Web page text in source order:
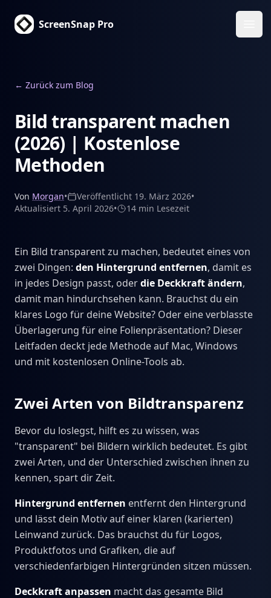
ScreenSnap Pro
← Zurück zum Blog
Bild transparent machen
(2026) | Kostenlose
Methoden
Von Morgan• Veröffentlicht 19. März 2026•
Aktualisiert 5. April 2026• 14 min Lesezeit
Ein Bild transparent zu machen, bedeutet eines von
zwei Dingen: den Hintergrund entfernen, damit es
in jedes Design passt, oderdie Deckkraft ändern,
damit man hindurchsehen kann. Brauchst du ein
klares Logo für deine Website? Oder eine verblasste
Überlagerung für eine Folienpräsentation? Dieser
Leitfaden deckt jede Methode auf Mac, Windows
und mit kostenlosen Online-Tools ab.
Zwei Arten von Bildtransparenz
Bevor du loslegst, hilft es zu wissen, was
"transparent" bei Bildern wirklich bedeutet. Es gibt
zwei Arten, und der Unterschied zwischen ihnen zu
kennen, spart dir Zeit.
Hintergrund entfernen entfernt den Hintergrund
und lässt dein Motiv auf einer klaren (karierten)
Leinwand zurück. Das brauchst du für Logos,
Produktfotos und Grafiken, die auf
verschiedenfarbigen Hintergründen sitzen müssen.
Deckkraft anpassen macht das gesamte Bild